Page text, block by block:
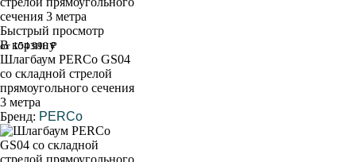
Быстрый просмотр
В корзину
от 154 990 ₽
Шлагбаум PERCo GS04
со складной стрелой
прямоугольного сечения
3 метра
Бренд: PERCo